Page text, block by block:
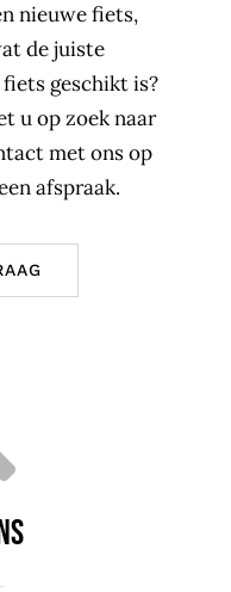
nieuwe fiets,
de juiste
geschikt is?
u op zoek naar
met ons op
afspraak.